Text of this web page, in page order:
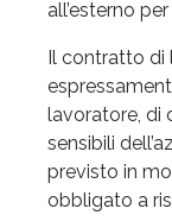
all’esterno
Il contratto di
lavoratore, di
sensibili
previsto in
obbligato a